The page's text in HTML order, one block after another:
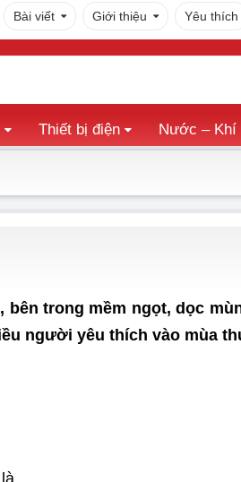
Bài viết Giới thiệu Yêu thích
Thiết bị điện Nước – Khí
trong mềm ngọt, dọc
người yêu thích vào mùa